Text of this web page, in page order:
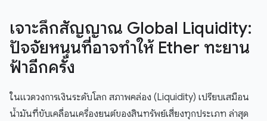
เจาะลึกสัญญาณ Global Liquidity:
ปัจจัยหนุนที่อาจทำให้ Ether ทะยาน
ฟ้าอีกครั้ง
ในแวดวงการเงินระดับโลก สภาพคล่อง (Liquidity) เปรียบเสมือน
น้ำมันที่ขับเคลื่อนเครื่องยนต์ของสินทรัพย์เสี่ยงทุกประเภท ล่าสุด